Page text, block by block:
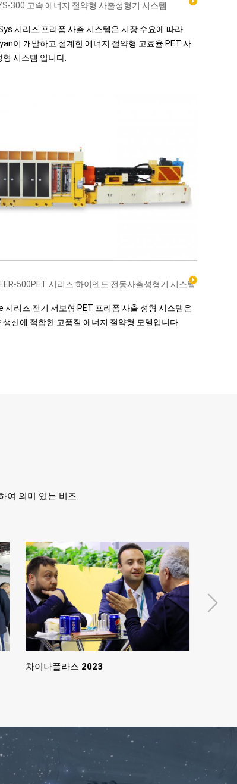
300 고속 에너지 절약형 사출성형기 시스템
시리즈 프리폼 사출 시스템은 시장 수요에 따라
이 개발하고 설계한 에너지 절약형 고효율 PET 사
형 시스템 입니다.
500PET 시리즈 하이엔드 전동사출성형기 시스템
시리즈 전기 서보형 PET 프리폼 사출 성형 시스템은
생산에 적합한 고품질 에너지 절약형 모델입니다.
여 의미 있는 비즈
차이나플라스 2023